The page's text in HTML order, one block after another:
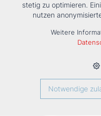
HOME › PRODUKTE ›
VENTILATORKONVEKTOR
stetig zu optimieren.
nutzen
Weitere
Notwendige